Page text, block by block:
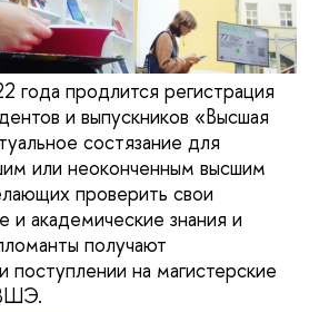
года продлится регистрация
и выпускников «Высшая
состязание для
или неоконченным высшим
проверить свои
и академические знания и
получают
на магистерские